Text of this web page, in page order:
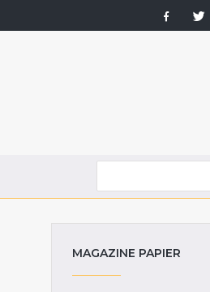
MAGAZINE PAPIER